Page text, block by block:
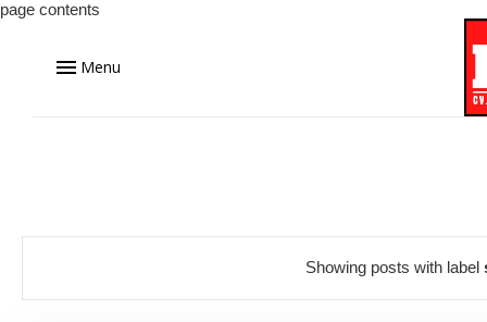
page contents
Menu
Showing posts with label